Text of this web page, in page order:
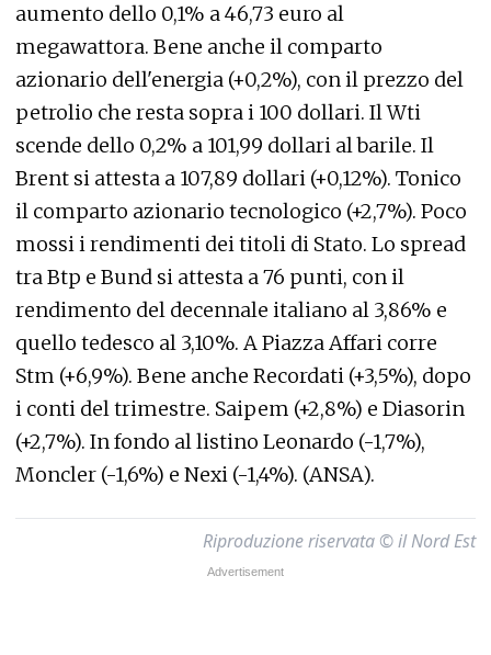
aumento dello 0,1% a 46,73 euro al
megawattora. Bene anche il comparto
azionario dell'energia (+0,2%), con il prezzo del
petrolio che resta sopra i 100 dollari. Il Wti
scende dello 0,2% a 101,99 dollari al barile. Il
Brent si attesta a 107,89 dollari (+0,12%). Tonico
il comparto azionario tecnologico (+2,7%). Poco
mossi i rendimenti dei titoli di Stato. Lo spread
tra Btp e Bund si attesta a 76 punti, con il
rendimento del decennale italiano al 3,86% e
quello tedesco al 3,10%. A Piazza Affari corre
Stm (+6,9%). Bene anche Recordati (+3,5%), dopo
i conti del trimestre. Saipem (+2,8%) e Diasorin
(+2,7%). In fondo al listino Leonardo (-1,7%),
Moncler (-1,6%) e Nexi (-1,4%). (ANSA).
Riproduzione riservata © il Nord Est